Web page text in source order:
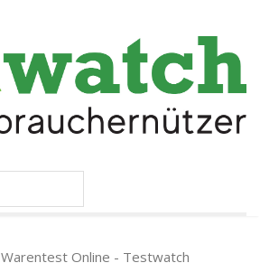
Warentest Online - Testwatch